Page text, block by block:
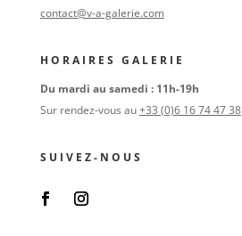
contact@v-a-galerie.com
HORAIRES GALERIE
Du mardi au samedi : 11h-19h
Sur rendez-vous au+33 (0)6 16 74 47 38
SUIVEZ-NOUS